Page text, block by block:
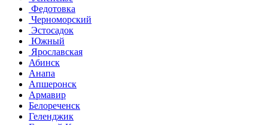
Федотовка
Черноморский
Эстосадок
Южный
Ярославская
Абинск
Анапа
Апшеронск
Армавир
Белореченск
Геленджик